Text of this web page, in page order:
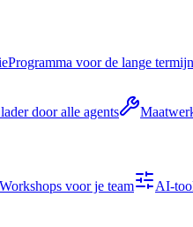
Programma voor de lange termijn
door alle agents
Workshops voor je team AI-